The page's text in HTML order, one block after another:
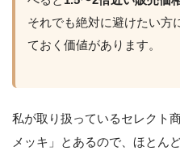
それでも絶対に避けたい方
ておく価値があります。
私が取り扱っているセレクト
メッキ」とあるので、ほとん